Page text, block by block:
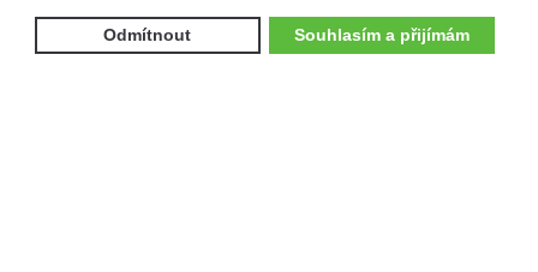
Odmítnout Souhlasím a přijímám
osobních údajů.